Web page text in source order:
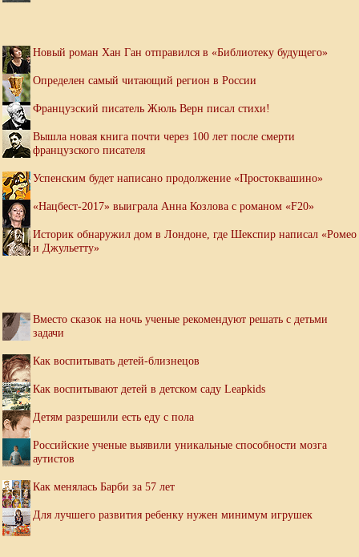
Новый роман Хан Ган отправился в «Библиотеку будущего»
Определен самый читающий регион в России
Французский писатель Жюль Верн писал стихи!
Вышла новая книга почти через 100 лет после смерти
французского писателя
Успенским будет написано продолжение «Простоквашино»
«Нацбест-2017» выиграла Анна Козлова с романом «F20»
Историк обнаружил дом в Лондоне, где Шекспир написал «Ромео
и Джульетту»
Вместо сказок на ночь ученые рекомендуют решать с детьми
задачи
Как воспитывать детей-близнецов
Как воспитывают детей в детском саду Leapkids
Детям разрешили есть еду с пола
Российские ученые выявили уникальные способности мозга
аутистов
Как менялась Барби за 57 лет
Для лучшего развития ребенку нужен минимум игрушек